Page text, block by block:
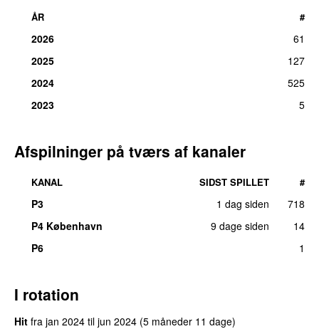
ÅR #
2026
61
2025
127
2024
525
2023
5
Afspilninger på tværs af kanaler
KANAL SIDST SPILLET #
P3 1 dag siden
718
P4 København
9 dage siden
14
P6
1
I rotation
Hit fra jan 2024 til jun 2024 (5 måneder 11 dage)